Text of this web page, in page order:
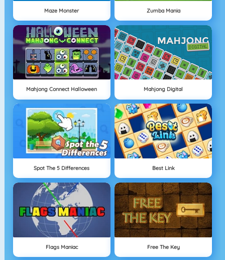
Maze Monster Zumba Mania
Mahjong Connect Halloween Mahjong Digital
Spot The 5 Differences Best Link
Flags Maniac Free The Key